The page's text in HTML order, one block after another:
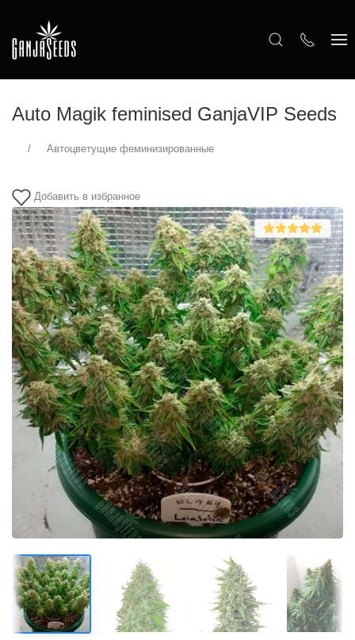
Auto Magik feminised GanjaVIP Seeds
Автоцветущие феминизированные
Добавить в избранное